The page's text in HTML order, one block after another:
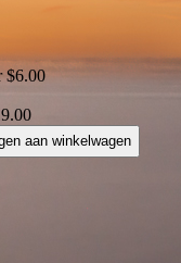
$6.00
aan winkelwagen